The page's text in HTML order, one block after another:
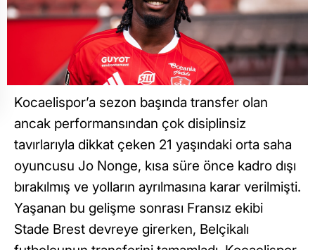
Kocaelispor’a sezon başında transfer olan
ancak performansından çok disiplinsiz
tavırlarıyla dikkat çeken 21 yaşındaki orta saha
oyuncusu Jo Nonge, kısa süre önce kadro dışı
bırakılmış ve yolların ayrılmasına karar verilmişti.
Yaşanan bu gelişme sonrası Fransız ekibi
Stade Brest devreye girerken, Belçikalı